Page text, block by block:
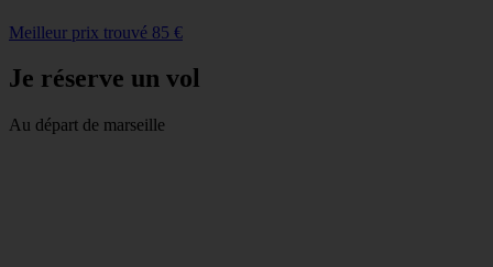
Meilleur prix trouvé 85 €
Je réserve un vol
Au départ de marseille